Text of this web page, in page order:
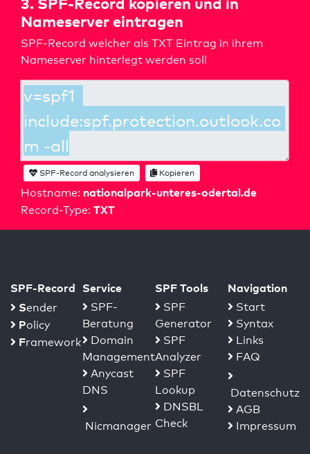
Nameserver eintragen
SPF-Record welcher als TXT Eintrag in ihrem
Nameserver hinterlegt werden soll
Hostname: nationalpark-unteres-odertal.de
Record-Type: TXT
SPF-Record analysieren Kopieren
SPF-Record
Sender
Policy
Framework
Service
SPF-
Beratung
Domain
Management
Anycast
DNS
Nicmanager
SPF Tools
SPF
Generator
SPF
Analyzer
SPF
Lookup
DNSBL
Check
Navigation
Start
Syntax
Links
FAQ
Datenschutz
AGB
Impressum